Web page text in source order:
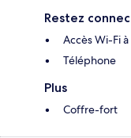
Restez
Accès Wi-Fi
Téléphone
Plus
Coffre-fort